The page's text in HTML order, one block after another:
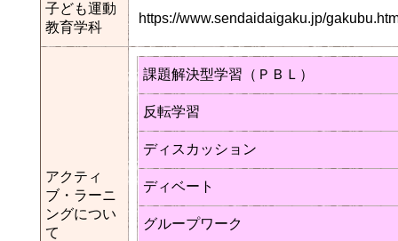
子ども運動
教育学科
https://www.sendaidaigaku.jp/
アクティ
ブ・ラーニ
ングについ
て
課題解決型学習（ＰＢＬ）
反転学習
ディスカッション
ディベート
グループワーク